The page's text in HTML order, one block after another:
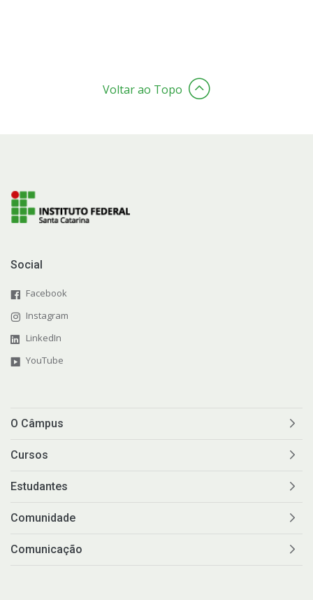
Voltar ao Topo
Social
Facebook
Instagram
LinkedIn
YouTube
O Câmpus
Cursos
Estudantes
Comunidade
Comunicação